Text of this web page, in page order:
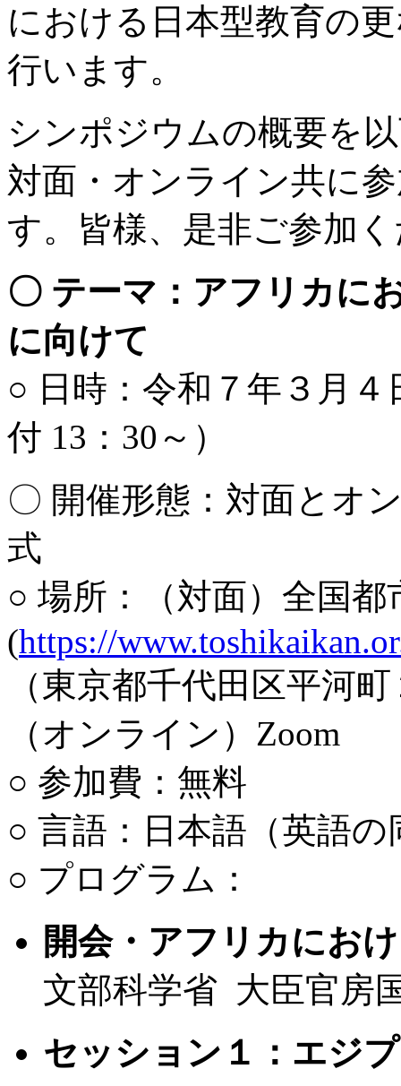
における日本型教育の
行います。
シンポジウムの概要を
対面・オンライン共に
す。皆様、是非ご参加
〇 テーマ：アフリカに
に向けて
○ 日時：令和７年３月４
付 13：30～）
〇 開催形態：対面とオ
式
○ 場所：（対面）全国
(https://
（東京都千代田区平河
（オンライン）Zoom
○ 参加費：無料
○ 言語：日本語（英語の
○ プログラム：
開会・アフリカにお
文部科学省 大臣官房
セッション１：エジ